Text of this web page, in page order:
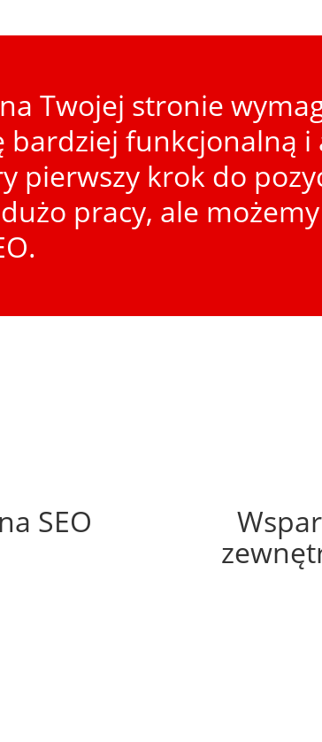
Twojej stronie
bardziej funkcjonalną
pierwszy krok do
pracy, ale
SEO